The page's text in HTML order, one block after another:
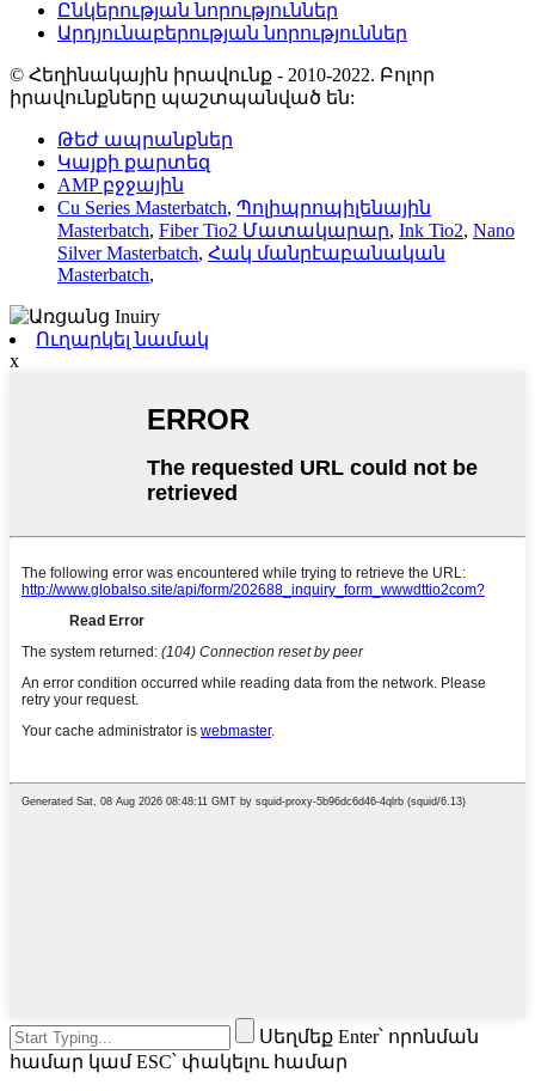
Ընկերության նորություններ
Արդյունաբերության նորություններ
© Հեղինակային իրավունք - 2010-2022. Բոլոր
իրավունքները պաշտպանված են:
Թեժ ապրանքներ
Կայքի քարտեզ
AMP բջջային
Cu Series Masterbatch, Պոլիպրոպիլենային
Masterbatch, Fiber Tio2 Մատակարար, Ink Tio2, Nano
Silver Masterbatch, Հակ մանրէաբանական
Masterbatch,
Ուղարկել նամակ
x
Սեղմեք Enter՝ որոնման
համար կամ ESC՝ փակելու համար